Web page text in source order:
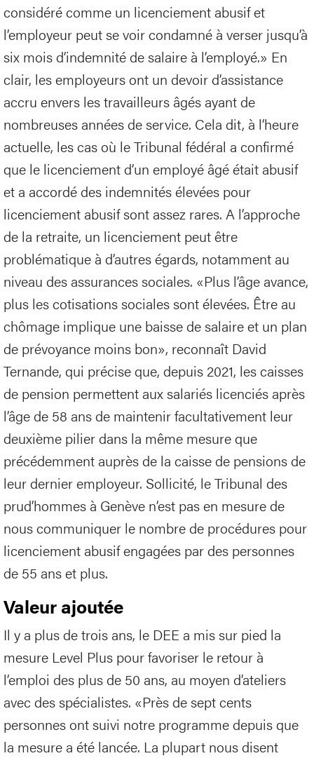
considéré comme un licenciement abusif et
l’employeur peut se voir condamné à verser jusqu’à
six mois d’indemnité de salaire à l’employé.» En
clair, les employeurs ont un devoir d’assistance
accru envers les travailleurs âgés ayant de
nombreuses années de service. Cela dit, à l’heure
actuelle, les cas où le Tribunal fédéral a confirmé
que le licenciement d’un employé âgé était abusif
et a accordé des indemnités élevées pour
licenciement abusif sont assez rares. A l’approche
de la retraite, un licenciement peut être
problématique à d’autres égards, notamment au
niveau des assurances sociales. «Plus l’âge avance,
plus les cotisations sociales sont élevées. Être au
chômage implique une baisse de salaire et un plan
de prévoyance moins bon», reconnaît David
Ternande, qui précise que, depuis 2021, les caisses
de pension permettent aux salariés licenciés après
l’âge de 58 ans de maintenir facultativement leur
deuxième pilier dans la même mesure que
précédemment auprès de la caisse de pensions de
leur dernier employeur. Sollicité, le Tribunal des
prud’hommes à Genève n’est pas en mesure de
nous communiquer le nombre de procédures pour
licenciement abusif engagées par des personnes
de 55 ans et plus.
Valeur ajoutée
Il y a plus de trois ans, le DEE a mis sur pied la
mesure Level Plus pour favoriser le retour à
l’emploi des plus de 50 ans, au moyen d’ateliers
avec des spécialistes. «Près de sept cents
personnes ont suivi notre programme depuis que
la mesure a été lancée. La plupart nous disent